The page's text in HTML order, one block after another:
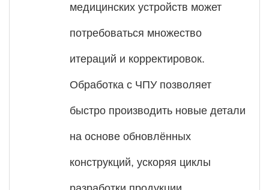
медицинских устройств может
потребоваться множество
итераций и корректировок.
Обработка с ЧПУ позволяет
быстро производить новые детали
на основе обновлённых
конструкций, ускоряя циклы